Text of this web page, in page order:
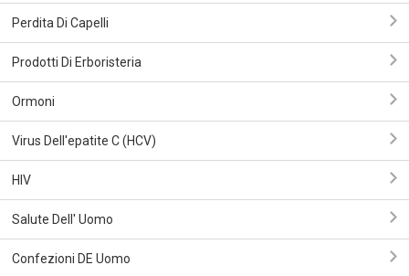
Perdita Di Capelli
Prodotti Di Erboristeria
Ormoni
Virus Dell'epatite C (HCV)
HIV
Salute Dell' Uomo
Confezioni DE Uomo